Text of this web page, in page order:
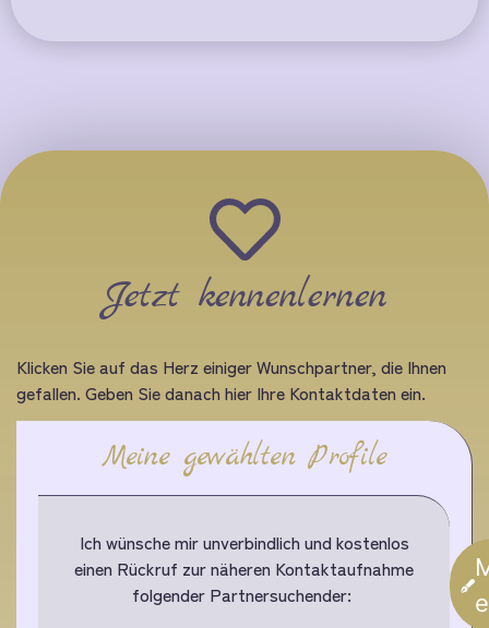
Jetzt kennenlernen
Klicken Sie auf das Herz einiger Wunschpartner, die Ihnen
gefallen. Geben Sie danach hier Ihre Kontaktdaten ein.
Meine gewählten Profile
Ich wünsche mir unverbindlich und kostenlos
einen Rückruf zur näheren Kontaktaufnahme
folgender Partnersuchender: